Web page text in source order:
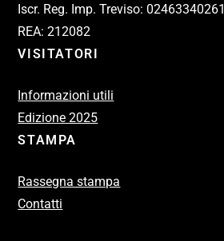
Iscr. Reg. Imp. Treviso: 02463340261
REA: 212082
VISITATORI
Informazioni utili
Edizione 2025
STAMPA
Rassegna stampa
Contatti